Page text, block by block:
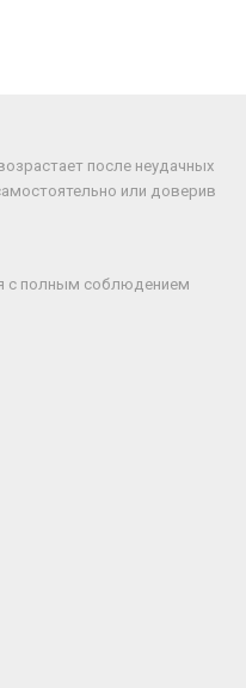
после неудачных
или доверив
с полным соблюдением